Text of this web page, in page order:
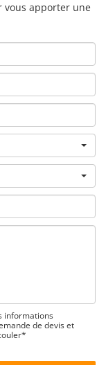
vous apporter une
informations
de devis et